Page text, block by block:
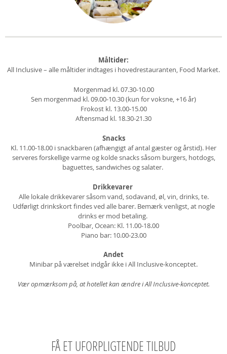
Måltider:
All Inclusive – alle måltider indtages i hovedrestauranten, Food Market.
Morgenmad kl. 07.30-10.00
Sen morgenmad kl. 09.00-10.30 (kun for voksne, +16 år)
Frokost kl. 13.00-15.00
Aftensmad kl. 18.30-21.30
Snacks
Kl. 11.00-18.00 i snackbaren (afhængigt af antal gæster og årstid). Her
serveres forskellige varme og kolde snacks såsom burgers, hotdogs,
baguettes, sandwiches og salater.
Drikkevarer
Alle lokale drikkevarer såsom vand, sodavand, øl, vin, drinks, te.
Udførligt drinkskort findes ved alle barer. Bemærk venligst, at nogle
drinks er mod betaling.
Poolbar, Ocean: Kl. 11.00-18.00
Piano bar: 10.00-23.00
Andet
Minibar på værelset indgår ikke i All Inclusive-konceptet.
Vær opmærksom på, at hotellet kan ændre i All Inclusive-konceptet.
FÅ ET UFORPLIGTENDE TILBUD